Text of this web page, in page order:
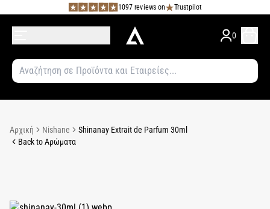
1097 reviews on Trustpilot
0
Αρχική Nishane
Shinanay Extrait de Parfum 30ml
Back to Αρώματα